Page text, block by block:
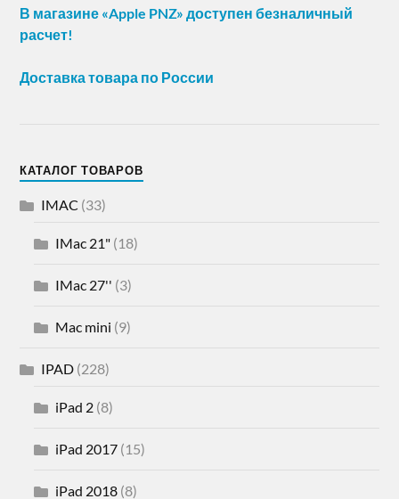
В магазине «Apple PNZ» доступен безналичный
расчет!
Доставка товара по России
КАТАЛОГ ТОВАРОВ
IMAC (33)
IMac 21" (18)
IMac 27'' (3)
Mac mini (9)
IPAD (228)
iPad 2 (8)
iPad 2017 (15)
iPad 2018 (8)